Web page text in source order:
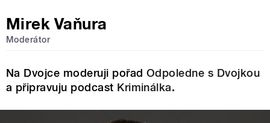
Mirek Vaňura
Moderátor
Na Dvojce moderuji pořad Odpoledne s Dvojkou
a připravuju podcast Kriminálka.